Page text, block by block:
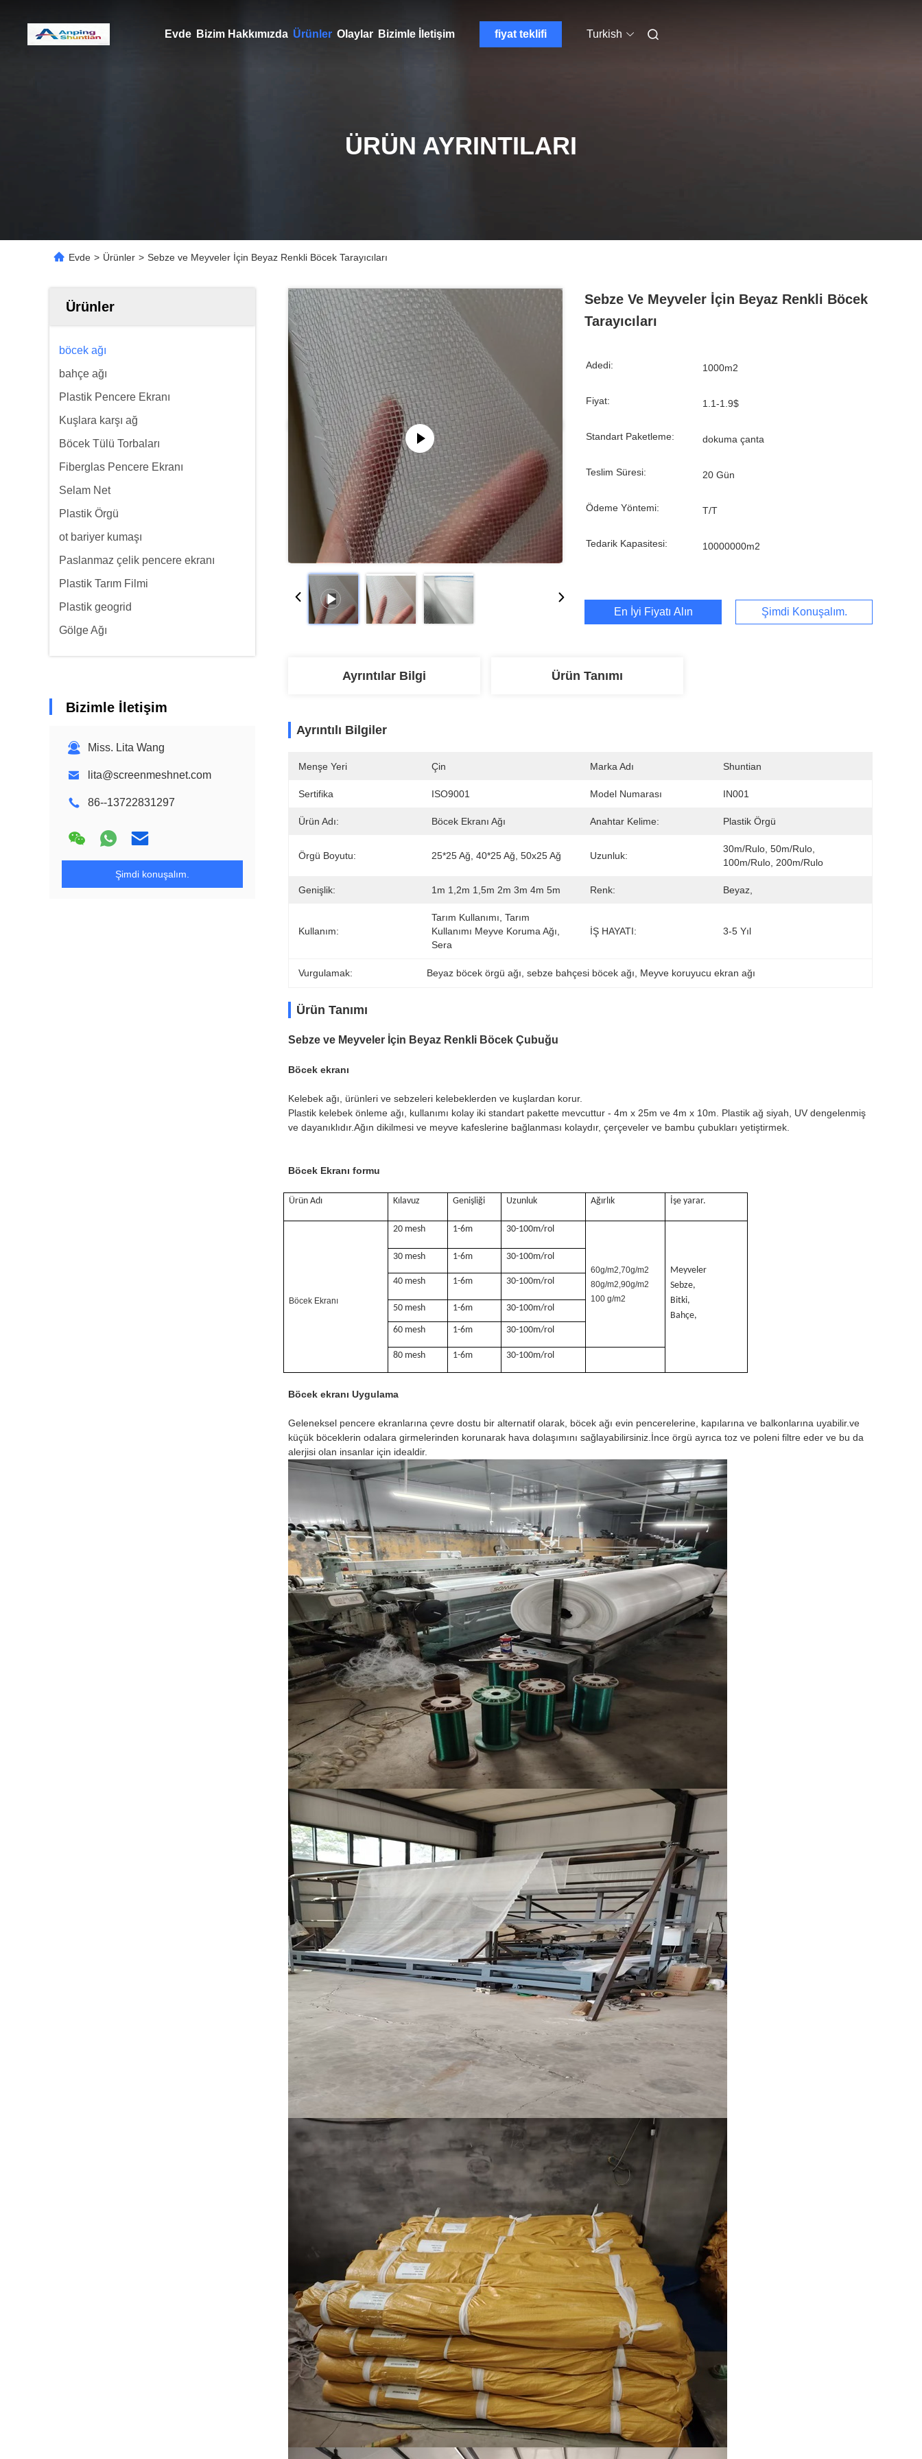
Evde Bizim Hakkımızda Ürünler Olaylar Bizimle İletişim fiyat teklifi Turkish
ÜRÜN AYRINTILARI
Evde > Ürünler > Sebze ve Meyveler İçin Beyaz Renkli Böcek Tarayıcıları
Ürünler
böcek ağı
bahçe ağı
Plastik Pencere Ekranı
Kuşlara karşı ağ
Böcek Tülü Torbaları
Fiberglas Pencere Ekranı
Selam Net
Plastik Örgü
ot bariyer kumaşı
Paslanmaz çelik pencere ekranı
Plastik Tarım Filmi
Plastik geogrid
Gölge Ağı
Bizimle İletişim
Miss. Lita Wang
lita@screenmeshnet.com
86--13722831297
Şimdi konuşalım.
Sebze Ve Meyveler İçin Beyaz Renkli Böcek
Tarayıcıları
Adedi: 1000m2
Fiyat: 1.1-1.9$
Standart Paketleme: dokuma çanta
Teslim Süresi: 20 Gün
Ödeme Yöntemi: T/T
Tedarik Kapasitesi: 10000000m2
En İyi Fiyatı Alın Şimdi Konuşalım.
Ayrıntılar Bilgi Ürün Tanımı
Ayrıntılı Bilgiler
Menşe Yeri Çin Marka Adı Shuntian
Sertifika ISO9001 Model Numarası IN001
Ürün Adı: Böcek Ekranı Ağı Anahtar Kelime: Plastik Örgü
Örgü Boyutu: 25*25 Ağ, 40*25 Ağ, 50x25 Ağ Uzunluk:
30m/rulo, 50m/rulo,
100m/rulo, 200m/rulo
Genişlik: 1m 1,2m 1,5m 2m 3m 4m 5m Renk: Beyaz,
Kullanım:
Tarım Kullanımı, Tarım
Kullanımı Meyve Koruma Ağı,
Sera
İŞ HAYATI: 3-5 Yıl
Vurgulamak: Beyaz böcek örgü ağı , sebze bahçesi böcek ağı Meyve koruyucu ekran ağı
Ürün Tanımı
Sebze ve Meyveler İçin Beyaz Renkli Böcek Çubuğu
Böcek ekranı
Kelebek ağı, ürünleri ve sebzeleri kelebeklerden ve kuşlardan korur.
Plastik kelebek önleme ağı, kullanımı kolay iki standart pakette mevcuttur - 4m x 25m ve 4m x 10m. Plastik ağ siyah, UV dengelenmiş
ve dayanıklıdır.Ağın dikilmesi ve meyve kafeslerine bağlanması kolaydır, çerçeveler ve bambu çubukları yetiştirmek.
Böcek Ekranı formu
Ürün Adı Kılavuz Genişliği Uzunluk Ağırlık İşe yarar.
Böcek Ekranı
20 mesh 1-6m 30-100m/rol
60g/m2,70g/m2
80g/m2,90g/m2
100 g/m2
Meyveler
Sebze,
Bitki,
Bahçe,
30 mesh 1-6m 30-100m/rol
40 mesh 1-6m 30-100m/rol
50 mesh 1-6m 30-100m/rol
60 mesh 1-6m 30-100m/rol
80 mesh 1-6m 30-100m/rol
Böcek ekranı Uygulama
Geleneksel pencere ekranlarına çevre dostu bir alternatif olarak, böcek ağı evin pencerelerine, kapılarına ve balkonlarına uyabilir.ve
küçük böceklerin odalara girmelerinden korunarak hava dolaşımını sağlayabilirsiniz.İnce örgü ayrıca toz ve poleni filtre eder ve bu da
alerjisi olan insanlar için idealdir.